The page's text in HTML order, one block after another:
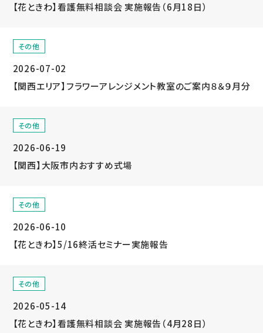
【花ときわ】看護無料相談会 実施報告（6月18日）
その他
2026-07-02
【関西エリア】フラワーアレンジメント教室のご案内８＆９月分
その他
2026-06-19
【関西】大阪市内おすすめ式場
その他
2026-06-10
【花ときわ】5/16終活セミナー実施報告
その他
2026-05-14
【花ときわ】看護無料相談会 実施報告（4月28日）